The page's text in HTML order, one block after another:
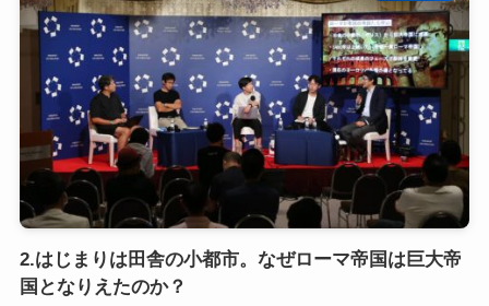
2.はじまりは田舎の小都市。なぜローマ帝国は巨大帝
国となりえたのか？